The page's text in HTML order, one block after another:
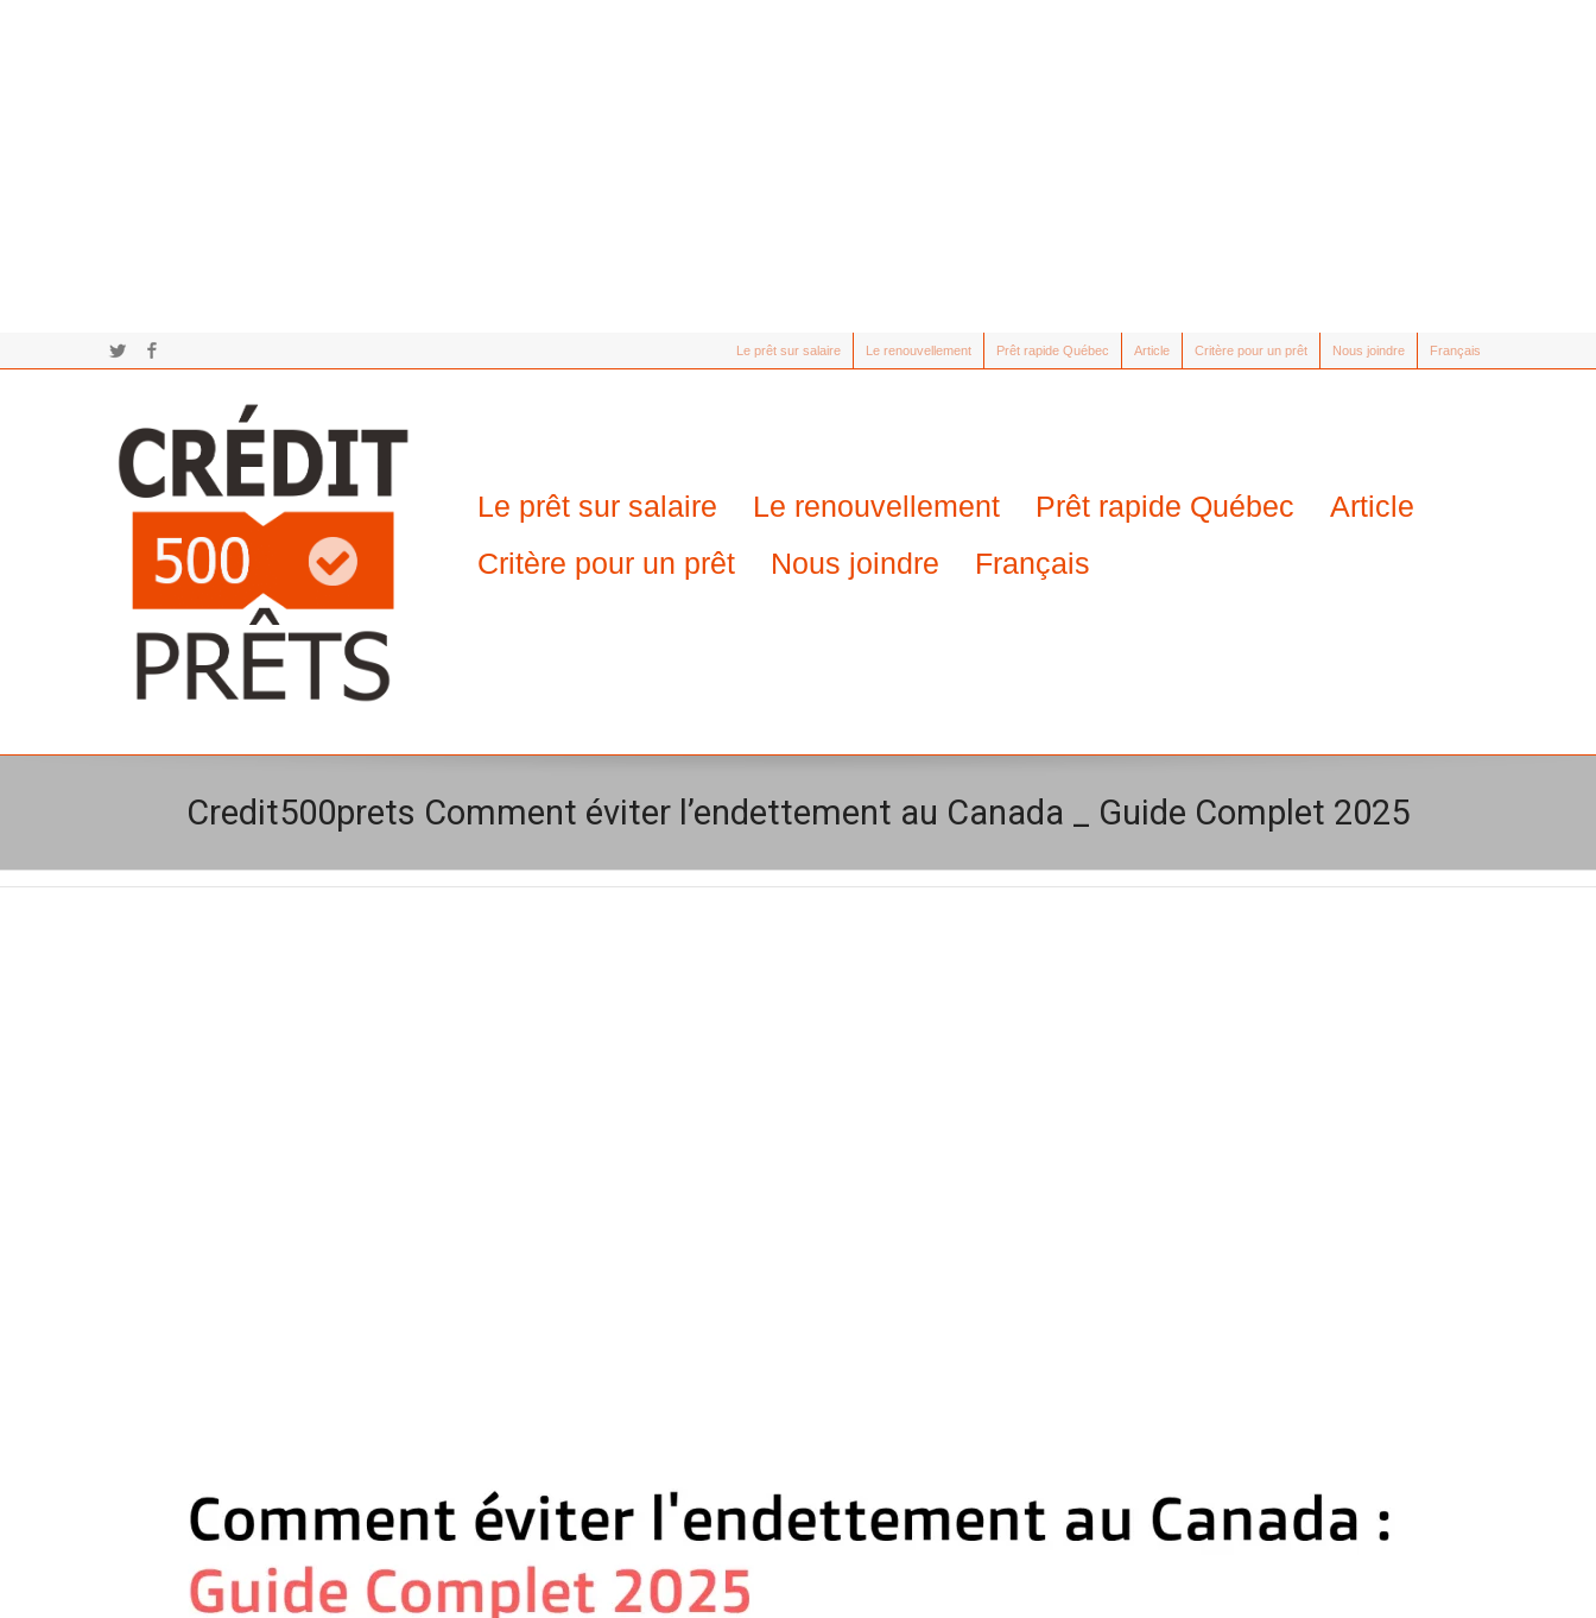
Le prêt sur salaire Le renouvellement Prêt rapide Québec Article Critère pour un prêt Nous joindre Français
Twitter
Le prêt sur salaire Le renouvellement Prêt rapide Québec
Article
Critère pour un prêt
Nous joindre Français
Credit500prets Comment éviter l’endettement au Canada _ Guide Complet 2025